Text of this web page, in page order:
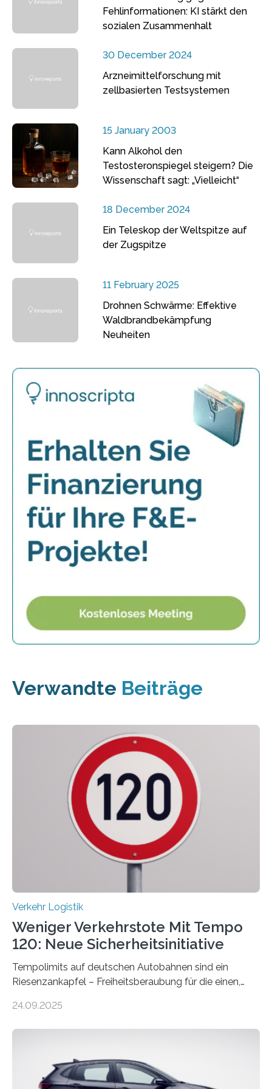
Fehlinformationen: KI stärkt den
sozialen Zusammenhalt
30 December 2024
Arzneimittelforschung mit
zellbasierten Testsystemen
15 January 2003
Kann Alkohol den
Testosteronspiegel steigern? Die
Wissenschaft sagt: „Vielleicht“
18 December 2024
Ein Teleskop der Weltspitze auf
der Zugspitze
11 February 2025
Drohnen Schwärme: Effektive
Waldbrandbekämpfung
Neuheiten
Verwandte Beiträge
Verkehr Logistik
Weniger Verkehrstote Mit Tempo
120: Neue Sicherheitsinitiative
Tempolimits auf deutschen Autobahnen sind ein
Riesenzankapfel – Freiheitsberaubung für die einen,
Nach rund 50 Jahren hat eine Wissenschaftlerin der
die Zahl der Verkehrstoten sogar um 35 Prozent. Die
Studie ist in der Zeitschrift Transportation Research
24.09.2025